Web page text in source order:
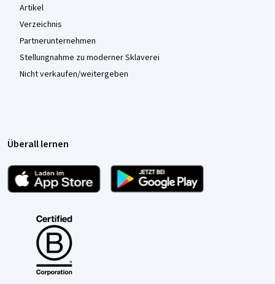
Artikel
Verzeichnis
Partnerunternehmen
Stellungnahme zu moderner Sklaverei
Nicht verkaufen/weitergeben
Überall lernen